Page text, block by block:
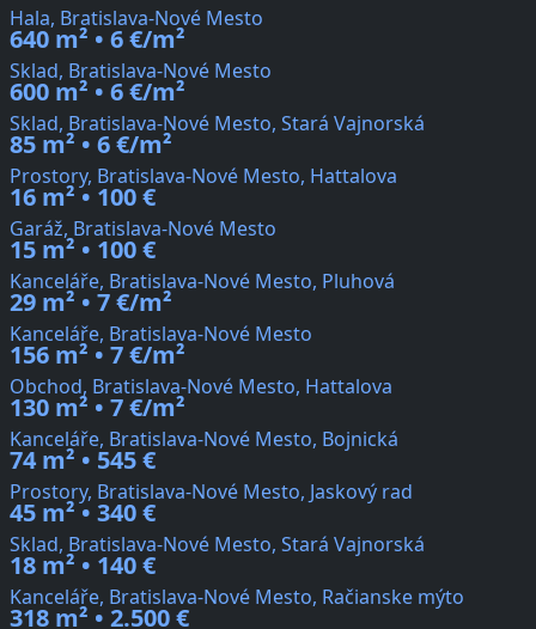
Hala, Bratislava-Nové Mesto
640 m² • 6 €/m²
Sklad, Bratislava-Nové Mesto
600 m² • 6 €/m²
Sklad, Bratislava-Nové Mesto, Stará Vajnorská
85 m² • 6 €/m²
Prostory, Bratislava-Nové Mesto, Hattalova
16 m² • 100 €
Garáž, Bratislava-Nové Mesto
15 m² • 100 €
Kanceláře, Bratislava-Nové Mesto, Pluhová
29 m² • 7 €/m²
Kanceláře, Bratislava-Nové Mesto
156 m² • 7 €/m²
Obchod, Bratislava-Nové Mesto, Hattalova
130 m² • 7 €/m²
Kanceláře, Bratislava-Nové Mesto, Bojnická
74 m² • 545 €
Prostory, Bratislava-Nové Mesto, Jaskový rad
45 m² • 340 €
Sklad, Bratislava-Nové Mesto, Stará Vajnorská
18 m² • 140 €
Kanceláře, Bratislava-Nové Mesto, Račianske mýto
318 m² • 2.500 €